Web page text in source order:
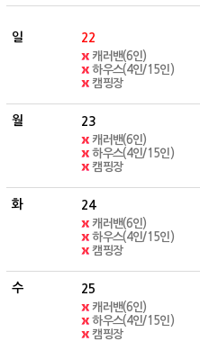
22
캐러밴(6인)
하우스(4인/15인)
캠핑장
23
캐러밴(6인)
하우스(4인/15인)
캠핑장
24
캐러밴(6인)
하우스(4인/15인)
캠핑장
25
캐러밴(6인)
하우스(4인/15인)
캠핑장